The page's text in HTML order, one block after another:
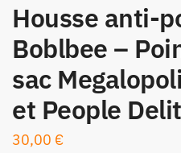
Housse anti-
Boblbee –
sac
et People
30,00 €